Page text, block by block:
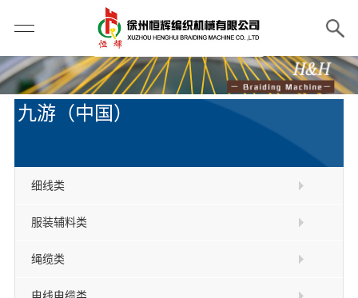
九游（中国）
细线类
服装辅料类
绳缆类